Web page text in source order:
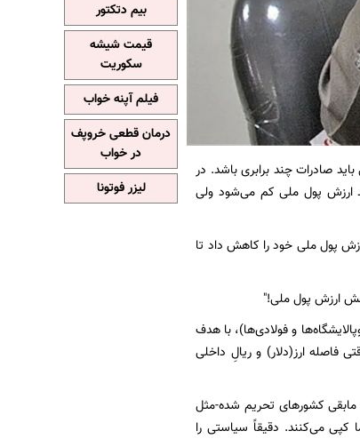
صادرات چند برابری باشد. در
در اینجا چند درصد ارزش پول ملی کم می‌شود ولی
پول ملی خود را کاهش داد تا
ارزش پول ملی!"
و فولادی‌ها)، با هدف
فاصله ارز(دلار) و ریالِ داخلی
مابقی کشورهای تحریم شده-مثل
کپی می‌کنند. دقیقاً سیاستی را
بیم دتکتور
قیمت شیشه
سکوریت
فیلم آپنه خواب
درمان قطعی خروپف
در خواب
لیزر فوتونا